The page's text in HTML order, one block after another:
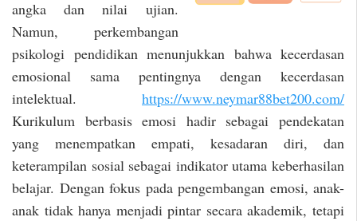
angka dan nilai ujian.
Namun, perkembangan
psikologi pendidikan menunjukkan bahwa kecerdasan
emosional sama pentingnya dengan kecerdasan
intelektual. https://www.neymar88bet200.com/
Kurikulum berbasis emosi hadir sebagai pendekatan
yang menempatkan empati, kesadaran diri, dan
keterampilan sosial sebagai indikator utama keberhasilan
belajar. Dengan fokus pada pengembangan emosi, anak-
anak tidak hanya menjadi pintar secara akademik, tetapi